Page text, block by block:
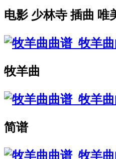
电影 少林寺 插曲 唯
牧羊曲
简谱